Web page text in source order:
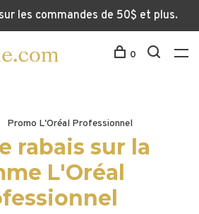
les commandes de 50$ et plus.
0
Promo L'Oréal Professionnel
rabais sur la
L'Oréal